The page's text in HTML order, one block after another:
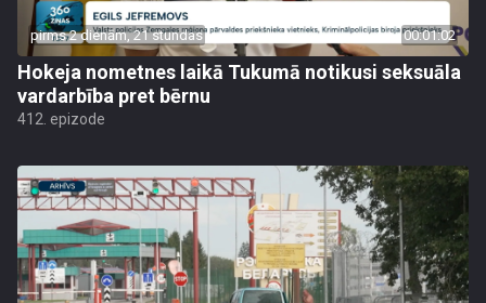
pirms 2 dienām, 21 stundas 00:01:02
Hokeja nometnes laikā Tukumā notikusi seksuāla
vardarbība pret bērnu
412. epizode